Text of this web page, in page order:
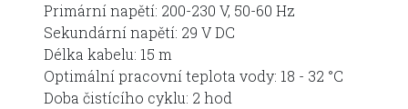
Primární napětí: 200-230 V, 50-60 Hz
Sekundární napětí: 29 V DC
Délka kabelu: 15 m
Optimální pracovní teplota vody: 18 - 32 °C
Doba čistícího cyklu: 2 hod